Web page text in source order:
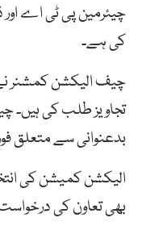
چیئرمین پی ٹی اے
کی ہے۔
چیف الیکشن کمشنر
تجاویز طلب کی ہیں۔
بدعنوانی سے متعلق
الیکشن کمیشن کی
بھی تعاون کی